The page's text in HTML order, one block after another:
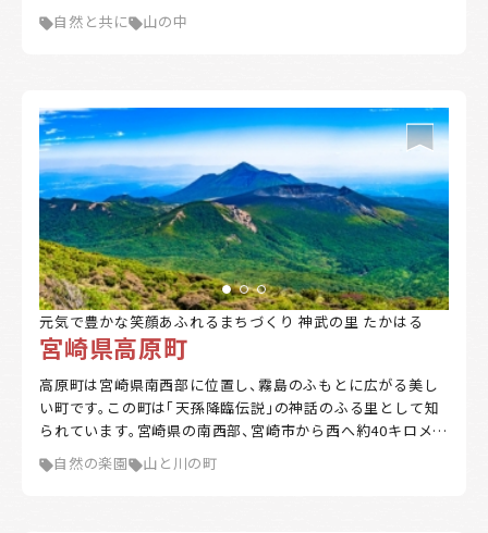
な特徴としては、 自然環境: 椎葉村は森林資源を活かした農
林業が盛んで、スギやヒノキを中心とした木材生産が行われ
楽や臼太鼓踊、ひえつき節などの民謡や民話が古くから伝わ
っています。 地形と気候: 村は九州中央山地国定公園に指定
されており、非常に険しい地形を持っています。気候は冷涼で
多雨であり、夏から秋にかけて台風からの湿った南東風の影
響で大雨となることがあります。 椎葉村は、自然と伝統が調
和する美しい場所であり、訪れる人々を魅了しています。
自然と共に 山の中
元気で豊かな笑顔あふれるまちづくり 神武の里 たかはる
宮崎県高原町
高原町は宮崎県南西部に位置し、霧島のふもとに広がる美し
い町です。この町は「天孫降臨伝説」の神話のふる里として知
られています。宮崎県の南西部、宮崎市から西へ約40キロメー
トルの場所にあり、町域西側は鹿児島県と境を接しています。
霧島火山群の麓に位置し、町域の約50%が高原地帯、残り
自然の楽園 山と川の町